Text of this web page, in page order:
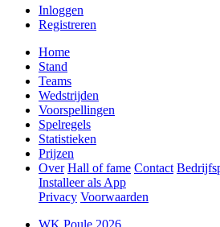
Inloggen
Registreren
Home
Stand
Teams
Wedstrijden
Voorspellingen
Spelregels
Statistieken
Prijzen
Over Hall of fame Contact
Installeer als App
Privacy Voorwaarden
WK Poule 2026